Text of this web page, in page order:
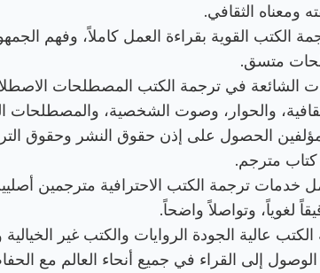
ومعناه الثقافي.
الكتب القوية بقراءة العمل كاملاً، وفهم
متسق.
الشائعة في ترجمة الكتب المصطلحات
والحوار، وصوت الشخصية، والمصطلحات
الحصول على إذن حقوق النشر وحقوق
كتاب مترجم.
خدمات ترجمة الكتب الاحترافية مترجمين
لغوياً، وتواصلاً واضحاً.
عالية الجودة الروايات والكتب غير
إلى القراء في جميع أنحاء العالم مع